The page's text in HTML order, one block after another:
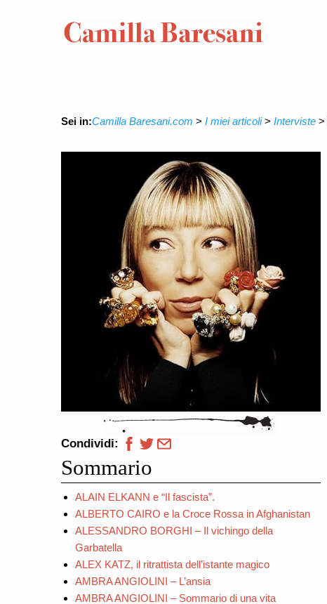
Sei in:Camilla Baresani.com > I miei articoli> Interviste >
Condividi:
Sommario
ALAIN ELKANN e “Il fascista”.
ALBERTO CAIRO e la Croce Rossa in Afghanistan
ALESSANDRO BORGHI – Il vichingo della
Garbatella
ALEX KATZ, il ritrattista dell’istante magico
AMBRA ANGIOLINI – L’ansia
AMBRA ANGIOLINI – Sommario di una vita